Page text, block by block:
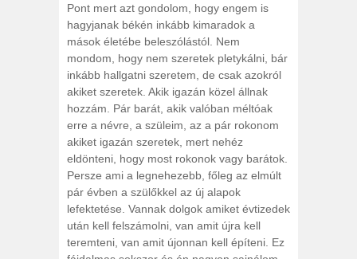
Pont mert azt gondolom, hogy engem is
hagyjanak békén inkább kimaradok a
mások életébe beleszólástól. Nem
mondom, hogy nem szeretek pletykálni, bár
inkább hallgatni szeretem, de csak azokról
akiket szeretek. Akik igazán közel állnak
hozzám. Pár barát, akik valóban méltóak
erre a névre, a szüleim, az a pár rokonom
akiket igazán szeretek, mert nehéz
eldönteni, hogy most rokonok vagy barátok.
Persze ami a legnehezebb, főleg az elmúlt
pár évben a szülőkkel az új alapok
lefektetése. Vannak dolgok amiket évtizedek
után kell felszámolni, van amit újra kell
teremteni, van amit újonnan kell építeni. Ez